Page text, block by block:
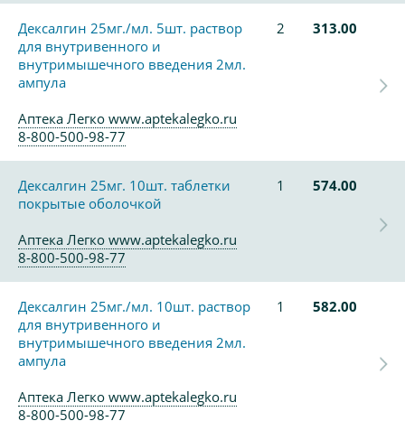
Дексалгин 25мг./мл. 5шт. раствор
для внутривенного и
внутримышечного введения 2мл.
ампула
2 313.00
Аптека Легко www.aptekalegko.ru
8-800-500-98-77
Дексалгин 25мг. 10шт. таблетки
покрытые оболочкой
1 574.00
Аптека Легко www.aptekalegko.ru
8-800-500-98-77
Дексалгин 25мг./мл. 10шт. раствор
для внутривенного и
внутримышечного введения 2мл.
ампула
1 582.00
Аптека Легко www.aptekalegko.ru
8-800-500-98-77